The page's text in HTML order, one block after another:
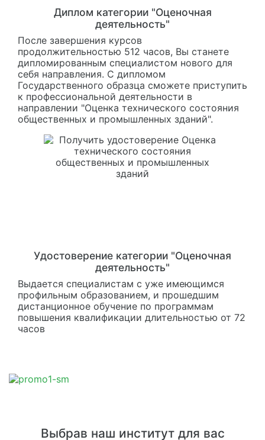
Диплом категории "Оценочная
деятельность"
После завершения курсов
продолжительностью 512 часов, Вы станете
дипломированным специалистом нового для
себя направления. С дипломом
Государственного образца сможете приступить
к профессиональной деятельности в
направлении "Оценка технического состояния
общественных и промышленных зданий".
Удостоверение категории "Оценочная
деятельность"
Выдается специалистам с уже имеющимся
профильным образованием, и прошедшим
дистанционное обучение по программам
повышения квалификации длительностью от 72
часов
Выбрав наш институт для вас